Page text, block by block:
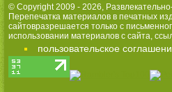
© Copyright 2009 - 2026,
Перепечатка материалов в печатных
сайтовразрешается только с
использовании материалов с сайта,
пользовательское